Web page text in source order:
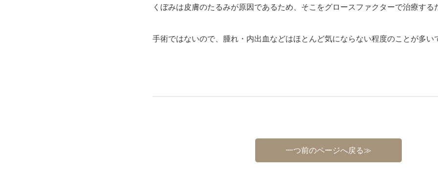
くぼみは皮膚のたるみが原因であるため、そこをグロースファクターで治療する
手術ではないので、腫れ・内出血などはほとんど気にならない程度のことが多い
一つ前のページへ戻る≫